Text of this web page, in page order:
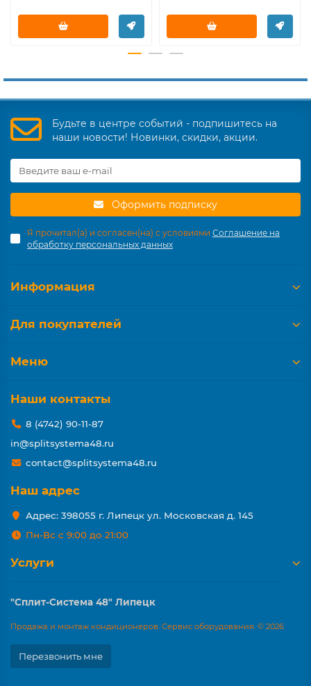
Будьте в центре событий - подпишитесь на
наши новости! Новинки, скидки, акции.
Оформить подписку
Я прочитал(а) и согласен(на) с условиями Соглашение на
обработку персональных данных
Информация
Для покупателей
Меню
Наши контакты
8 (4742) 90-11-87
in@splitsystema48.ru
contact@splitsystema48.ru
Наш адрес
Адрес: 398055 г. Липецк ул. Московская д. 145
Пн-Вс с 9:00 до 21:00
Услуги
"Сплит-Система 48" Липецк
Продажа и монтаж кондиционеров. Сервис оборудования. © 2026
Перезвонить мне